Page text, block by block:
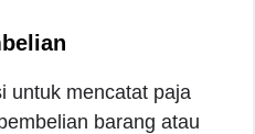
untuk mencatat paja
barang atau